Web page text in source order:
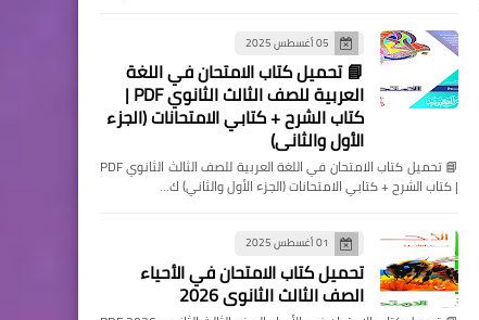
05 أغسطس 2025
📘 تحميل كتاب الامتحان في اللغة
العربية للصف الثالث الثانوي PDF |
كتاب الشرح + كتابي الامتحانات (الجزء
الأول والثاني)
📘 تحميل كتاب الامتحان في اللغة العربية للصف الثالث الثانوي PDF
| كتاب الشرح + كتابي الامتحانات (الجزء الأول والثاني) ك…
01 أغسطس 2025
تحميل كتاب الامتحان في الأحياء
الصف الثالث الثانوي 2026